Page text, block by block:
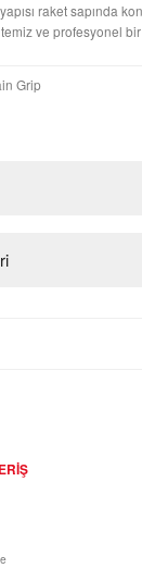
raket sapında
ve profesyonel
Grip
Bu ürüne ilk yorumu